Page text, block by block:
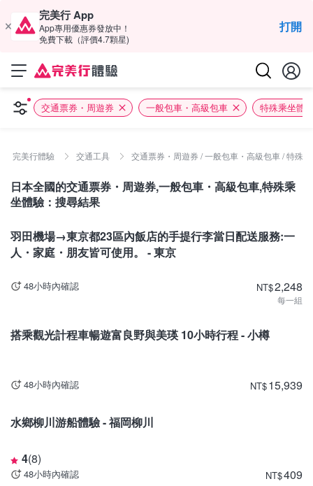
完美行 App
App專用優惠券發放中！
免費下載（評價4.7顆星)
打開
交通票券・周遊券 一般包車・高級包車 特殊乘坐體
完美行體驗 交通工具 交通票券・周遊券 / 一般包車・高級包車 / 特殊
日本全國的交通票券・周遊券,一般包車・高級包車,特殊乘
坐體驗：搜尋結果
東京
羽田機場→東京都23區內飯店的手提行李當日配送服務:一
人・家庭・朋友皆可使用。 - 東京
48小時內確認 NT$2,248
每一組
搭乘觀光計程車暢遊富良野與美瑛 10小時行程 - 小樽
48小時內確認 NT$15,939
水鄉柳川游船體驗 - 福岡柳川
4(8)
48小時內確認 NT$409